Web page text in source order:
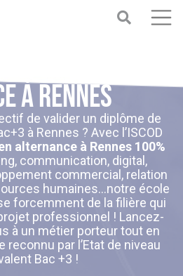
à Rennes
de valider un diplôme de
à Rennes ? Avec l’ISCOD
alternance à Rennes 100%
communication, digital,
commercial, relation
humaines…notre école
forcemment de la filière qui
professionnel ! Lancez-
à un métier porteur tout en
reconnu par l’Etat de niveau
Bac +3 !